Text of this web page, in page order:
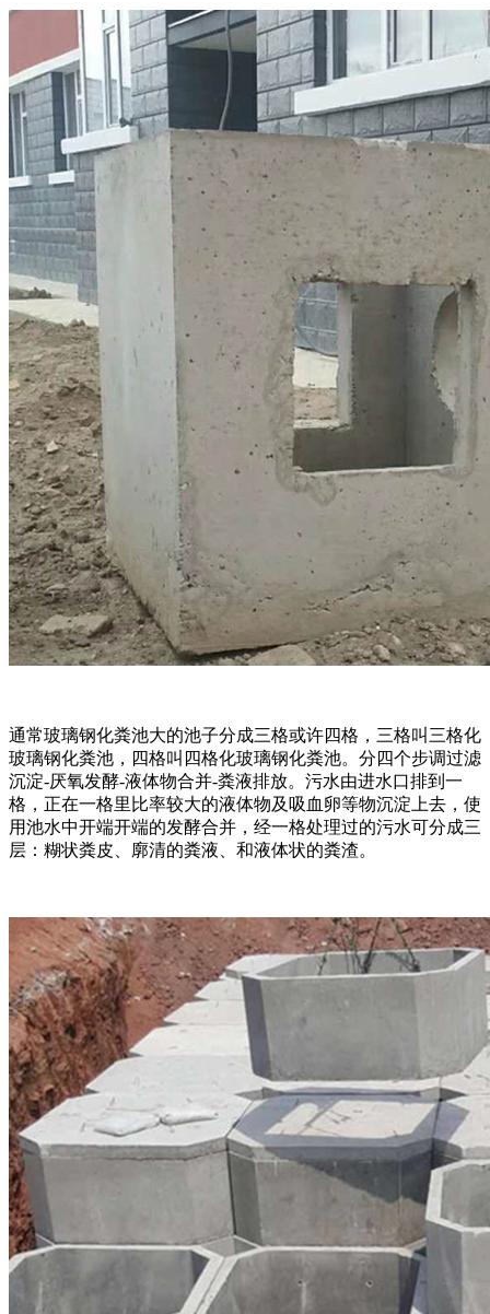
通常玻璃钢化粪池大的池子分成三格或许四格，三格叫三格化
玻璃钢化粪池，四格叫四格化玻璃钢化粪池。分四个步调过滤
沉淀-厌氧发酵-液体物合并-粪液排放。污水由进水口排到一
格，正在一格里比率较大的液体物及吸血卵等物沉淀上去，使
用池水中开端开端的发酵合并，经一格处理过的污水可分成三
层：糊状粪皮、廓清的粪液、和液体状的粪渣。